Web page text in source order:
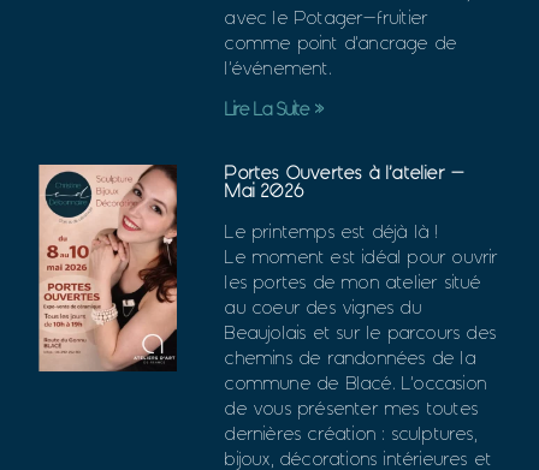
avec le Potager-fruitier
comme point d’ancrage de
l’événement.
Lire La Suite »
Portes Ouvertes à l’atelier –
Mai 2026
Le printemps est déjà là !
Le moment est idéal pour ouvrir
les portes de mon atelier situé
au coeur des vignes du
Beaujolais et sur le parcours des
chemins de randonnées de la
commune de Blacé. L’occasion
de vous présenter mes toutes
dernières création : sculptures,
bijoux, décorations intérieures et